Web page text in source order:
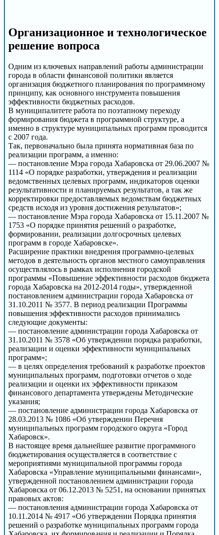
Организационное и технологическое
решение вопроса
Одним из ключевых направлений работы администрации
города в области финансовой политики является
организация бюджетного планирования по программному
принципу, как основного инструмента повышения
эффективности бюджетных расходов.
В муниципалитете работа по поэтапному переходу
формирования бюджета в программной структуре, а
именно в структуре муниципальных программ проводится
с 2007 года.
Так, первоначально была принята нормативная база по
реализации программ, а именно:
— постановление Мэра города Хабаровска от 29.06.2007 №
1114 «О порядке разработки, утверждения и реализации
ведомственных целевых программ, индикаторов оценки
результативности и планируемых результатов, а так же
корректировки предоставляемых ведомствам бюджетных
средств исходя из уровня достижения результатов»;
— постановление Мэра города Хабаровска от 15.11.2007 №
1753 «О порядке принятия решений о разработке,
формировании, реализации долгосрочных целевых
программ в городе Хабаровске».
Расширение практики внедрения программно-целевых
методов в деятельность органов местного самоуправления
осуществлялось в рамках исполнения городской
программы «Повышение эффективности расходов бюджета
города Хабаровска на 2012-2014 годы», утвержденной
постановлением администрации города Хабаровска от
31.10.2011 № 3577. В период реализации Программы
повышения эффективности расходов принимались
следующие документы:
— постановление администрации города Хабаровска от
31.10.2011 № 3578 «Об утверждении порядка разработки,
реализации и оценки эффективности муниципальных
программ»;
— в целях определения требований к разработке проектов
муниципальных программ, подготовки отчетов о ходе
реализации и оценки их эффективности приказом
финансового департамента утверждены Методические
указания;
— постановление администрации города Хабаровска от
28.03.2013 № 1086 «Об утверждении Перечня
муниципальных программ городского округа «Город
Хабаровск».
В настоящее время дальнейшее развитие программного
бюджетирования осуществляется в соответствие с
мероприятиями муниципальной программы города
Хабаровска «Управление муниципальными финансами»,
утвержденной постановлением администрации города
Хабаровска от 06.12.2013 № 5251, на основании принятых
правовых актов:
— постановления администрации города Хабаровска от
10.11.2014 № 4917 «Об утверждении Порядка принятия
решений о разработке муниципальных программ города